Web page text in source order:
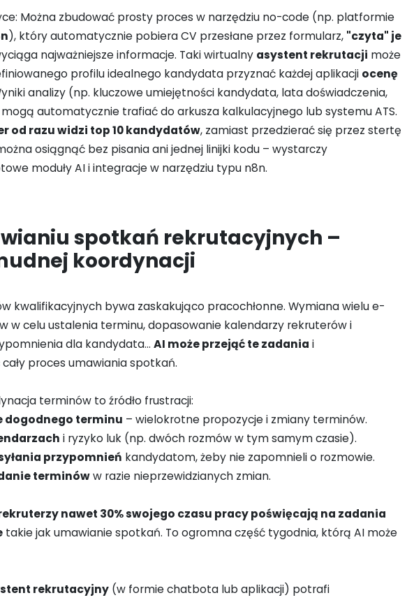
Można zbudować prosty proces w narzędziu no-code (np. platformie
), który automatycznie pobiera CV przesłane przez formularz, "czyta" je
najważniejsze informacje. Taki wirtualny asystent rekrutacji może
profilu idealnego kandydata przyznać każdej aplikacji ocenę
analizy (np. kluczowe umiejętności kandydata, lata doświadczenia,
automatycznie trafiać do arkusza kalkulacyjnego lub systemu ATS.
od razu widzi top 10 kandydatów, zamiast przedzierać się przez stertę
osiągnąć bez pisania ani jednej linijki kodu – wystarczy
moduły AI i integracje w narzędziu typu n8n.
spotkań rekrutacyjnych –
koordynacji
kwalifikacyjnych bywa zaskakująco pracochłonne. Wymiana wielu e-
w celu ustalenia terminu, dopasowanie kalendarzy rekruterów i
dla kandydata… AI może przejąć te zadania i
proces umawiania spotkań.
terminów to źródło frustracji:
dogodnego terminu – wielokrotne propozycje i zmiany terminów.
i ryzyko luk (np. dwóch rozmów w tym samym czasie).
przypomnień kandydatom, żeby nie zapomnieli o rozmowie.
terminóww razie nieprzewidzianych zmian.
nawet 30% swojego czasu pracy poświęcają na zadania
takie jak umawianie spotkań. To ogromna część tygodnia, którą AI może
rekrutacyjny (w formie chatbota lub aplikacji) potrafi